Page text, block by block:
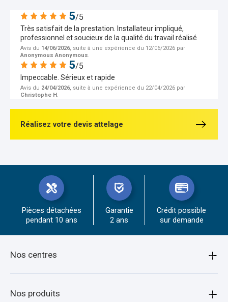
5/5
Très satisfait de la prestation. Installateur impliqué,
professionnel et soucieux de la qualité du travail réalisé
Avis du 14/06/2026, suite à une expérience du 12/06/2026 par
Anonymous Anonymous.
5/5
Impeccable. Sérieux et rapide
Avis du 24/04/2026, suite à une expérience du 22/04/2026 par
Christophe H.
Réalisez votre devis attelage
Pièces détachées
pendant 10 ans
Garantie
2 ans
Crédit possible
sur demande
Nos centres
Amiens
Nos produits